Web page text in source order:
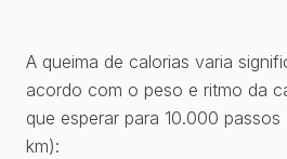
A queima de calorias varia
acordo com o peso e ritmo da
que esperar para 10.000
km):